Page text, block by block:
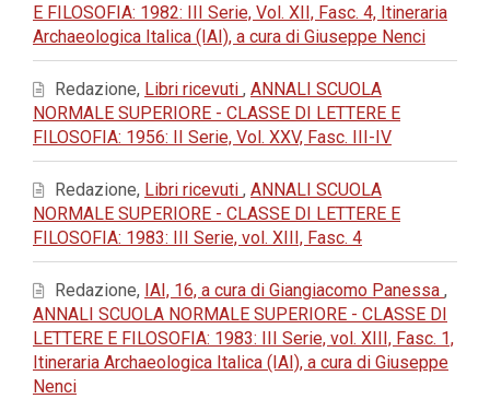
E FILOSOFIA: 1982: III Serie, Vol. XII, Fasc. 4, Itineraria
Archaeologica Italica (IAI), a cura di Giuseppe Nenci
Redazione, Libri ricevuti , ANNALI SCUOLA
NORMALE SUPERIORE - CLASSE DI LETTERE E
FILOSOFIA: 1956: II Serie, Vol. XXV, Fasc. III-IV
Redazione, Libri ricevuti , ANNALI SCUOLA
NORMALE SUPERIORE - CLASSE DI LETTERE E
FILOSOFIA: 1983: III Serie, vol. XIII, Fasc. 4
Redazione, IAI, 16, a cura di Giangiacomo Panessa ,
ANNALI SCUOLA NORMALE SUPERIORE - CLASSE DI
LETTERE E FILOSOFIA: 1983: III Serie, vol. XIII, Fasc. 1,
Itineraria Archaeologica Italica (IAI), a cura di Giuseppe
Nenci